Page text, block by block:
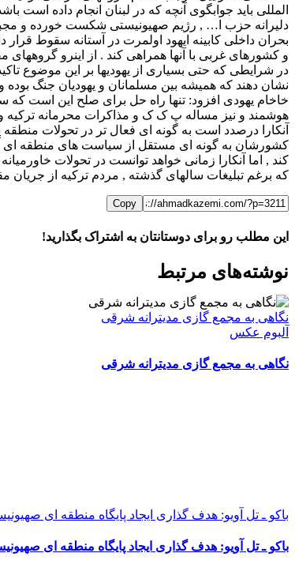
المللی باید جوابگوی آنچه که در لبنان انجام داده است
دلیرانه حزب ا… , رژیم صهیونیستی شکست خورده و
بحران داخلی کابینه ایهود اولمرت در آستانه سقوط
و کشورهای غربی با آنها همراهی کند . از اینرو
در شرایطی که حتی بسیاری از یهودیها بر این موضوع
نشان دهند که همیشه بین مسلمانان و یهودیان جنگ
خاخام یهودی افزود: تنها راه حل برای صلح این است
هوشمند و نیز مساله پ ک ک و مذاکرات محرمانه ترکیه و
آنکارا درصدد است به گونه ای فعال تر در تحولات
کشورشان به گونه ای مستقل از سیاست های منطقه ای
کند , اما آنکارا زمانی خواهد توانست در تحولات
که برغم تبلیغات سالهای گذشته , مردم ترکیه از
Copy
این مطلب رو برای دوستانتان به اشتراک بگذارید!
FacebookX
LinkedIn
WhatsApp
Telegram
ایمیل
نوشته‌‌های مرتبط
نگاهی به مجمع گازی مدیترانه شرقی
آلبوم عکس
نگاهی به مجمع گازی مدیترانه شرقی
باکو ـ تل آویو: هدف گذاری ایجاد پایگاه منطقه ای
باکو ـ تل آویو: هدف گذاری ایجاد پایگاه منطقه ای